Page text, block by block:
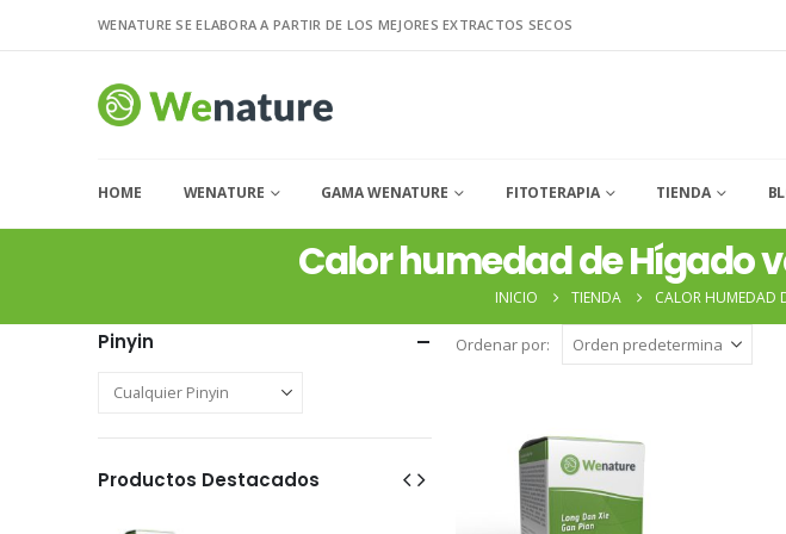
WENATURE SE ELABORA A PARTIR DE LOS MEJORES EXTRACTOS SECOS
HOME WENATURE GAMA WENATURE FITOTERAPIA TIENDA
Calor humedad de Hígado
INICIO TIENDA CALOR HUMEDAD
Ordenar por:
Pinyin
Productos Destacados